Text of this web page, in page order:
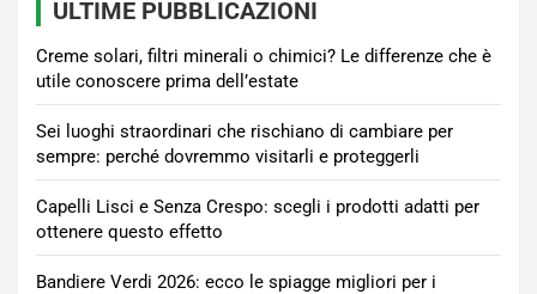
ULTIME PUBBLICAZIONI
Creme solari, filtri minerali o chimici? Le differenze che è
utile conoscere prima dell’estate
Sei luoghi straordinari che rischiano di cambiare per
sempre: perché dovremmo visitarli e proteggerli
Capelli Lisci e Senza Crespo: scegli i prodotti adatti per
ottenere questo effetto
Bandiere Verdi 2026: ecco le spiagge migliori per i